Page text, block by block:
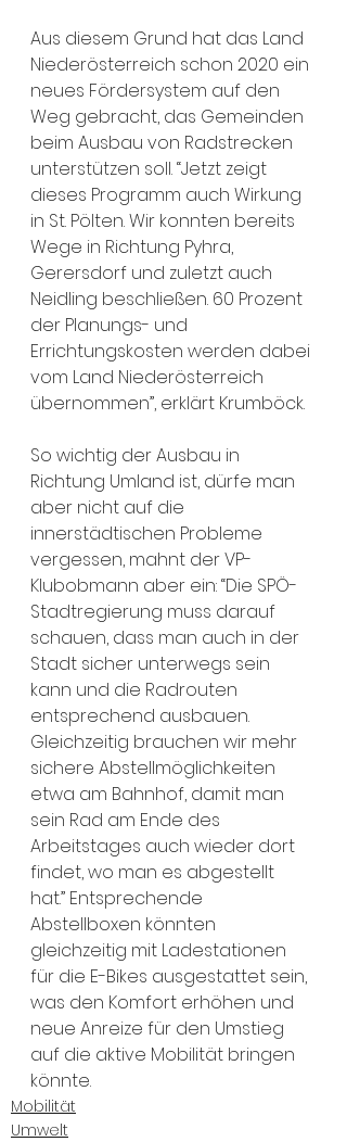
Aus diesem Grund hat das Land
Niederösterreich schon 2020 ein
neues Fördersystem auf den
Weg gebracht, das Gemeinden
beim Ausbau von Radstrecken
unterstützen soll. “Jetzt zeigt
dieses Programm auch Wirkung
in St. Pölten. Wir konnten bereits
Wege in Richtung Pyhra,
Gerersdorf und zuletzt auch
Neidling beschließen. 60 Prozent
der Planungs- und
Errichtungskosten werden dabei
vom Land Niederösterreich
übernommen”, erklärt Krumböck.
So wichtig der Ausbau in
Richtung Umland ist, dürfe man
aber nicht auf die
innerstädtischen Probleme
vergessen, mahnt der VP-
Klubobmann aber ein: “Die SPÖ-
Stadtregierung muss darauf
schauen, dass man auch in der
Stadt sicher unterwegs sein
kann und die Radrouten
entsprechend ausbauen.
Gleichzeitig brauchen wir mehr
sichere Abstellmöglichkeiten
etwa am Bahnhof, damit man
sein Rad am Ende des
Arbeitstages auch wieder dort
findet, wo man es abgestellt
hat.” Entsprechende
Abstellboxen könnten
gleichzeitig mit Ladestationen
für die E-Bikes ausgestattet sein,
was den Komfort erhöhen und
neue Anreize für den Umstieg
auf die aktive Mobilität bringen
könnte.
Mobilität
Umwelt